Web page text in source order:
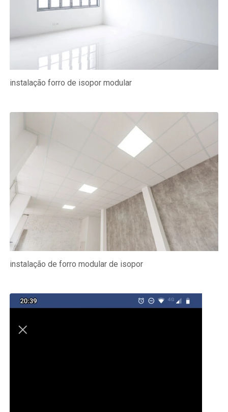
instalação forro de isopor modular
instalação de forro modular de isopor